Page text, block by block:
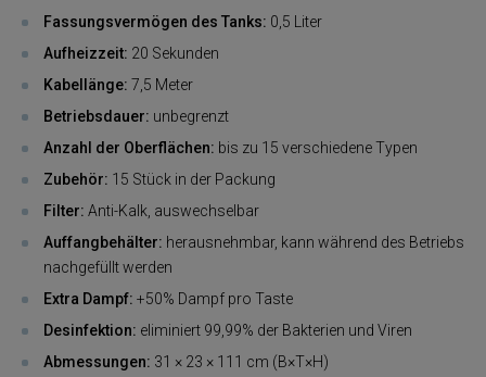
Fassungsvermögen des Tanks: 0,5 Liter
Aufheizzeit: 20 Sekunden
Kabellänge: 7,5 Meter
Betriebsdauer: unbegrenzt
Anzahl der Oberflächen: bis zu 15 verschiedene Typen
Zubehör: 15 Stück in der Packung
Filter: Anti-Kalk, auswechselbar
Auffangbehälter: herausnehmbar, kann während des Betriebs
nachgefüllt werden
Extra Dampf: +50% Dampf pro Taste
Desinfektion: eliminiert 99,99% der Bakterien und Viren
Abmessungen: 31 × 23 × 111 cm (B×T×H)